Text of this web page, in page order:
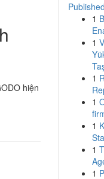
hiện
1
1
1
1
1
1
1